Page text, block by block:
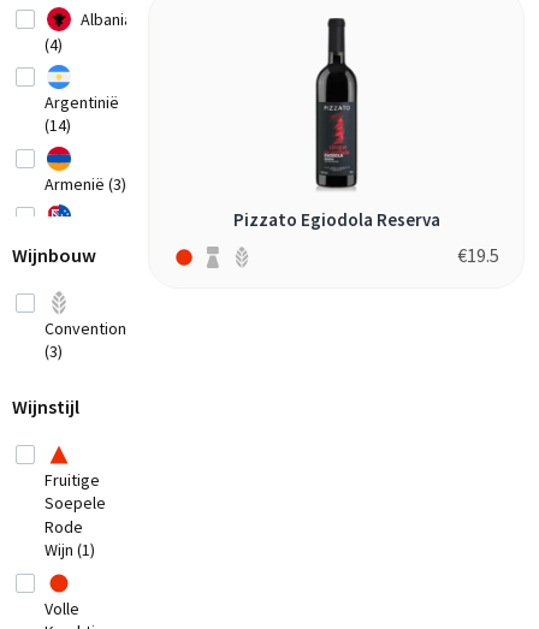
Albania
(4)
Argentinië
(14)
Armenië (3)
(20)
(2)
(1)
Bulgarije (1)
Chili (7)
China
(1)
(2)
Wijnbouw
Conventioneel
(3)
Wijnstijl
Fruitige
Soepele
Rode
Wijn (1)
Volle
Pizzato Egiodola Reserva
€19.5